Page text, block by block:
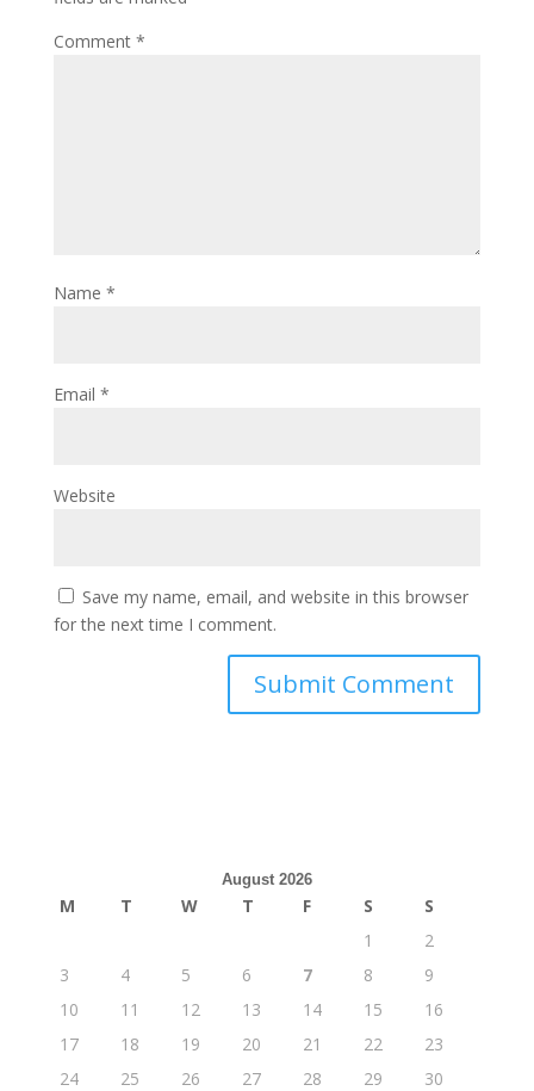
Comment *
Name *
Email *
Website
Save my name, email, and website in this browser
for the next time I comment.
August 2026
M T W T F S
S
1
2
3
4 5 6 7 8
9
10
11 12 13 14 15
16
17
18 19 20 21 22
23
24
25 26 27 28 29
30